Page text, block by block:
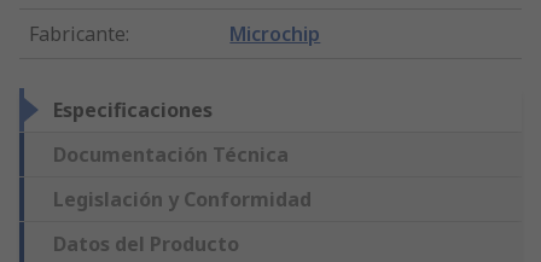
Fabricante: Microchip
Especificaciones
Documentación Técnica
Legislación y Conformidad
Datos del Producto